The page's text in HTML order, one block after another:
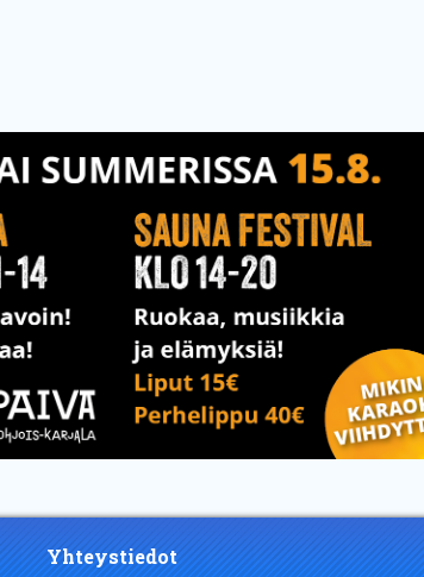
Yhteystiedot